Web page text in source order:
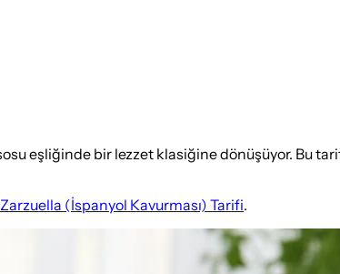
eşliğinde bir lezzet klasiğine dönüşüyor. Bu
Zarzuella (İspanyol Kavurması) Tarifi.